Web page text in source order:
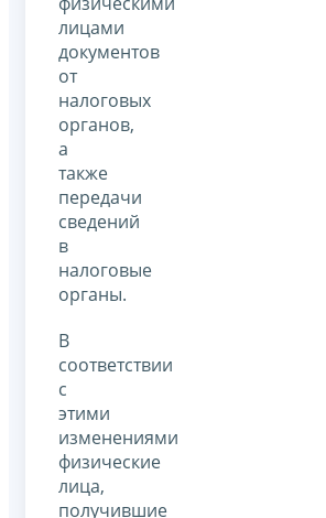
лицами
документов
от
налоговых
органов,
а
также
передачи
сведений
в
налоговые
органы.
В
соответствии
с
этими
изменениями
физические
лица,
получившие